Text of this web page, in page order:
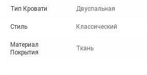
Тип Кровати Двуспальная
Стиль Классический
Материал
Покрытия
Ткань